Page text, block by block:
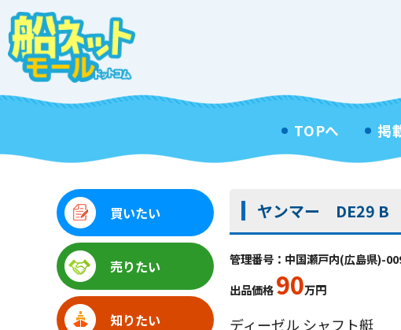
TOPへ 掲
ヤンマー DE29 B
管理番号：中国瀬戸内(広島県)-
出品価格90万円
ディーゼル シャフト艇
買いたい
売りたい
知りたい